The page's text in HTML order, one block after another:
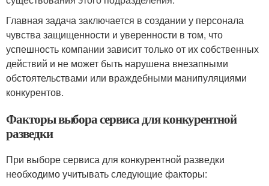
Главная задача заключается в создании у персонала
чувства защищенности и уверенности в том, что
успешность компании зависит только от их собственных
действий и не может быть нарушена внезапными
обстоятельствами или враждебными манипуляциями
конкурентов.
Факторы выбора сервиса для конкурентной
разведки
При выборе сервиса для конкурентной разведки
необходимо учитывать следующие факторы: